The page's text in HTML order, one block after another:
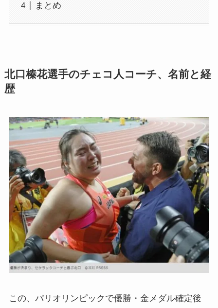
まとめ
北口榛花選手のチェコ人コーチ、名前と経
歴
この、パリオリンピックで優勝・金メダル確定後